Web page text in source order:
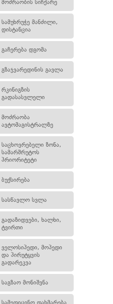
მოძრაობის სიჩქარე
სამუხრუჭე მანძილი,
დისტანცია
გაჩერება დგომა
გზაჯვარედინის გავლა
რკინიგზის
გადასასვლელი
მოძრაობა
ავტომაგისტრალზე
საცხოვრებელი ზონა,
სამარშრუტოს
პრიორიტეტი
ბუქსირება
სასწავლო სვლა
გადაზიდვები, ხალხი,
ტვირთი
ველოსიპედი, მოპედი
და პირუტყვის
გადარეკვა
საგზაო მონიშვნა
სამედიცინო დახმარება